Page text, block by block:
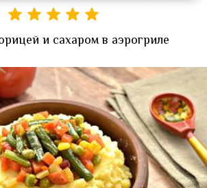
и сахаром в аэрогриле